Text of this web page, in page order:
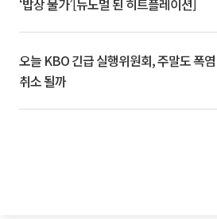
오늘 KBO 긴급 실행위원회, 주말도 폭염
취소 될까